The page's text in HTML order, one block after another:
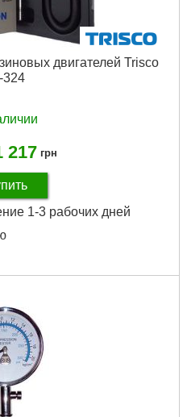
двигателей Trisco
324
217 грн
1-3 рабочих дней
мм